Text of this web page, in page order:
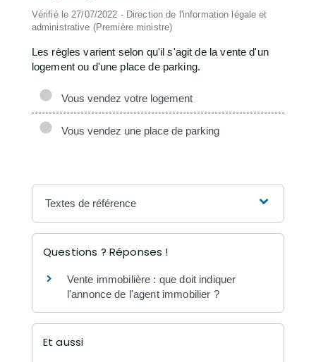
Vérifié le 27/07/2022 - Direction de l'information légale et
administrative (Première ministre)
Les règles varient selon qu'il s'agit de la vente d'un
logement ou d'une place de parking.
Vous vendez votre logement
Vous vendez une place de parking
Textes de référence
Questions ? Réponses !
Vente immobilière : que doit indiquer
l'annonce de l'agent immobilier ?
Et aussi